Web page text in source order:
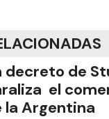
decreto de
el
la Argentina